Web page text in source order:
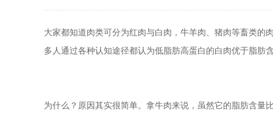
大家都知道肉类可分为红肉与白肉，牛羊肉、猪肉等畜类
多人通过各种认知途径都认为低脂肪高蛋白的白肉优于脂
为什么？原因其实很简单。拿牛肉来说，虽然它的脂肪含